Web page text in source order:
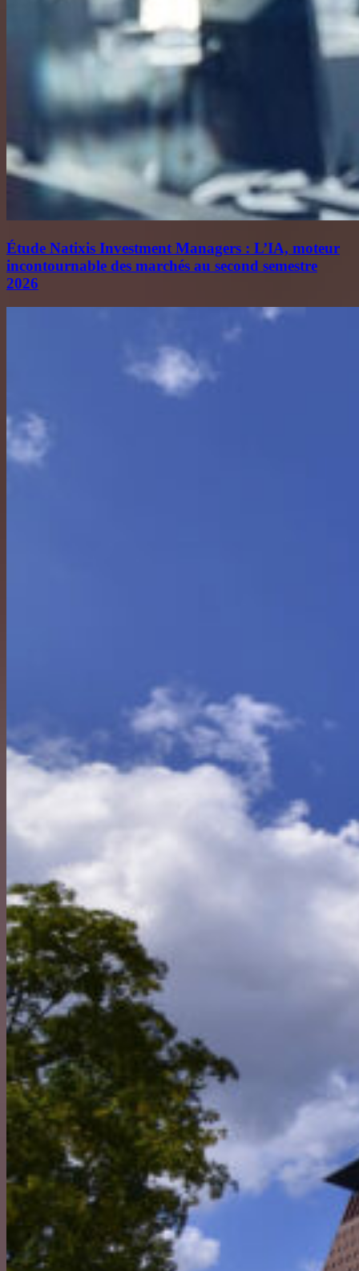
Étude Natixis Investment Managers : L’IA, moteur
incontournable des marchés au second semestre
2026